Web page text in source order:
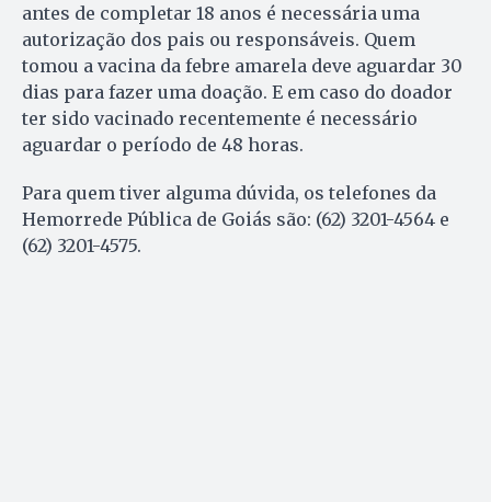
antes de completar 18 anos é necessária uma
autorização dos pais ou responsáveis. Quem
tomou a vacina da febre amarela deve aguardar 30
dias para fazer uma doação. E em caso do doador
ter sido vacinado recentemente é necessário
aguardar o período de 48 horas.
Para quem tiver alguma dúvida, os telefones da
Hemorrede Pública de Goiás são: (62) 3201-4564 e
(62) 3201-4575.